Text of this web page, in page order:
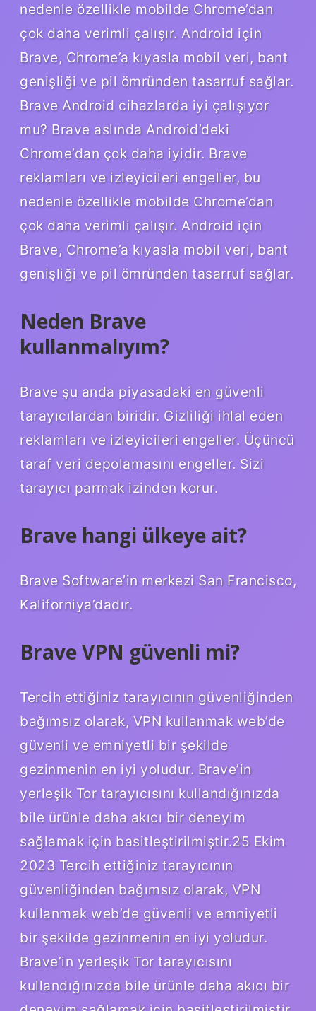
nedenle özellikle mobilde Chrome’dan
çok daha verimli çalışır. Android için
Brave, Chrome’a ​​kıyasla mobil veri, bant
genişliği ve pil ömründen tasarruf sağlar.
Brave Android cihazlarda iyi çalışıyor
mu? Brave aslında Android’deki
Chrome’dan çok daha iyidir. Brave
reklamları ve izleyicileri engeller, bu
nedenle özellikle mobilde Chrome’dan
çok daha verimli çalışır. Android için
Brave, Chrome’a ​​kıyasla mobil veri, bant
genişliği ve pil ömründen tasarruf sağlar.
Neden Brave
kullanmalıyım?
Brave şu anda piyasadaki en güvenli
tarayıcılardan biridir. Gizliliği ihlal eden
reklamları ve izleyicileri engeller. Üçüncü
taraf veri depolamasını engeller. Sizi
tarayıcı parmak izinden korur.
Brave hangi ülkeye ait?
Brave Software’in merkezi San Francisco,
Kaliforniya’dadır.
Brave VPN güvenli mi?
Tercih ettiğiniz tarayıcının güvenliğinden
bağımsız olarak, VPN kullanmak web’de
güvenli ve emniyetli bir şekilde
gezinmenin en iyi yoludur. Brave’in
yerleşik Tor tarayıcısını kullandığınızda
bile ürünle daha akıcı bir deneyim
sağlamak için basitleştirilmiştir.25 Ekim
2023 Tercih ettiğiniz tarayıcının
güvenliğinden bağımsız olarak, VPN
kullanmak web’de güvenli ve emniyetli
bir şekilde gezinmenin en iyi yoludur.
Brave’in yerleşik Tor tarayıcısını
kullandığınızda bile ürünle daha akıcı bir